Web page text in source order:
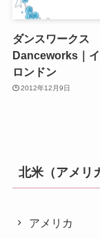
ダンスワークス
Danceworks｜イ
ロンドン
2012年12月9日
北米（アメリ
アメリカ